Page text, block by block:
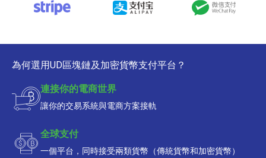
為何選用UD區塊鏈及加密貨幣支付平台？
連接你的電商世界
讓你的交易系統與電商方案接軌
全球支付
一個平台，同時接受兩類貨幣（傳統貨幣和加密貨幣）